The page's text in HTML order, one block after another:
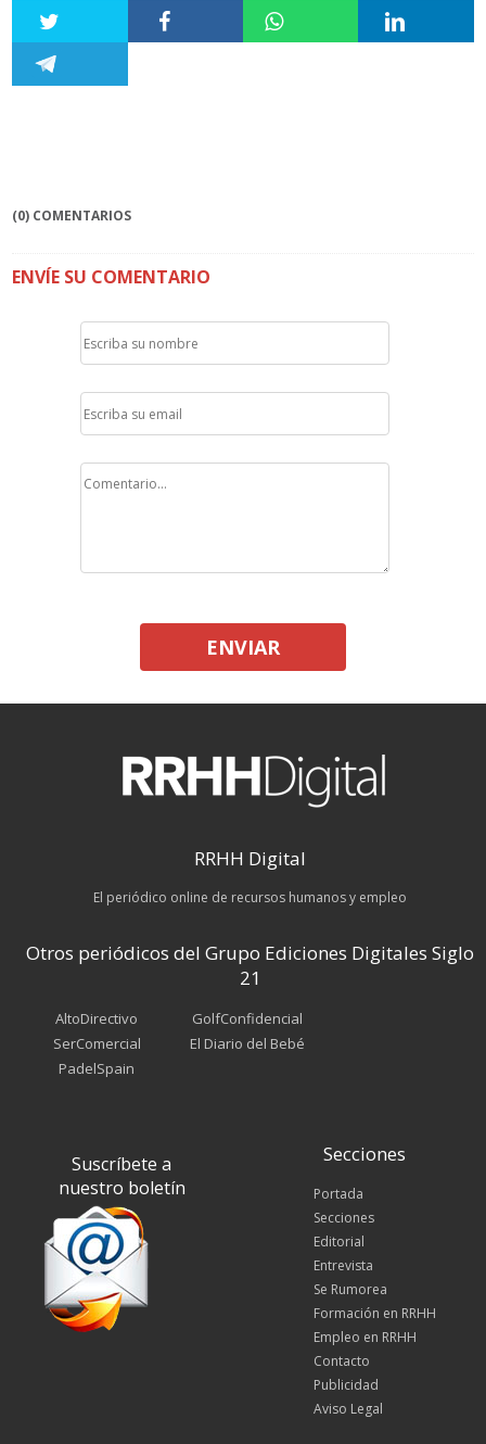
(0) COMENTARIOS
ENVÍE SU COMENTARIO
ENVIAR
RRHH Digital
El periódico online de recursos humanos y empleo
Otros periódicos del Grupo Ediciones Digitales Siglo
21
AltoDirectivo
SerComercial
PadelSpain
GolfConfidencial
El Diario del Bebé
Suscríbete a
nuestro boletín
Secciones
Portada
Secciones
Editorial
Entrevista
Se Rumorea
Formación en RRHH
Empleo en RRHH
Contacto
Publicidad
Aviso Legal